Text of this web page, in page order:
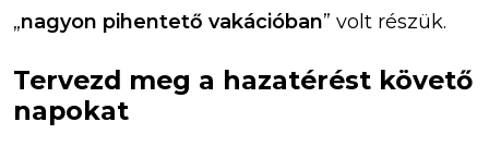
„nagyon pihentető vakációban” volt részük.
Tervezd meg a hazatérést követő
napokat